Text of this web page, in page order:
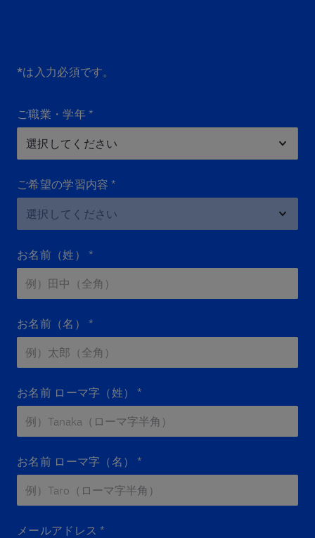
*は入力必須です。
ご職業・学年 *
ご希望の学習内容 *
お名前（姓） *
お名前（名） *
お名前 ローマ字（姓） *
お名前 ローマ字（名） *
メールアドレス *